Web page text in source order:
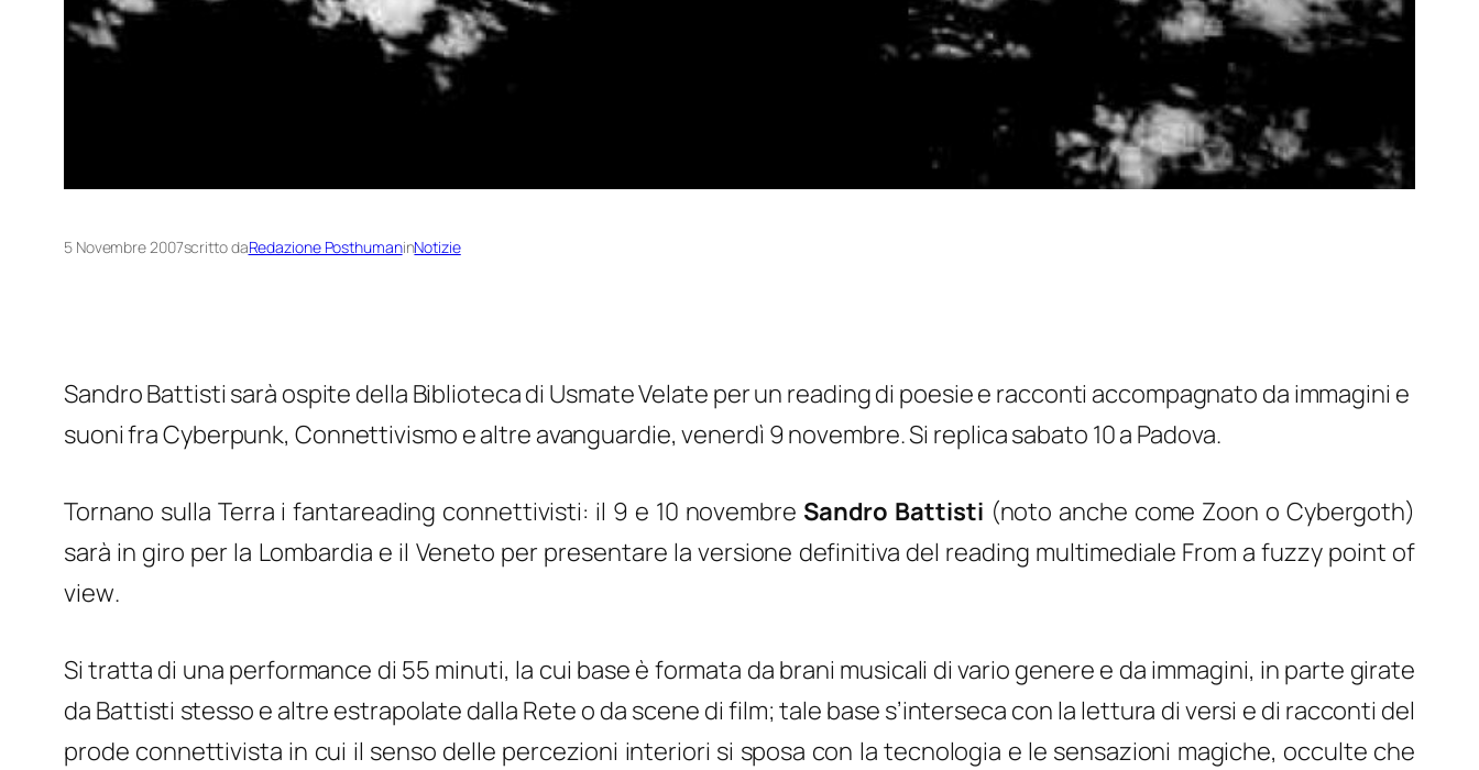
5 Novembre 2007scritto daRedazione PosthumaninNotizie
Sandro Battisti sarà ospite della Biblioteca di Usmate Velate per un reading di poesie e racconti accompagnato da immagini e
suoni fraCyberpunk, Connettivismo e altre avanguardie, venerdì 9 novembre. Si replica sabato 10 a Padova.
Tornano sulla Terra ifantareading connettivisti: il 9 e 10 novembre Sandro Battisti (noto anche come Zoon o Cybergoth)
sarà in giro per la Lombardia e il Veneto per presentare la versione definitiva del reading multimediale From a fuzzy point of
view.
Si tratta di una performance di 55 minuti, la cui base è formata da brani musicali di vario genere e da immagini, in parte girate
da Battisti stesso e altre estrapolate dalla Rete o da scene di film; tale base s’interseca con la lettura di versi e di racconti del
prode connettivista in cui il senso delle percezioni interiori si sposa con la tecnologia e le sensazioni magiche, occulte che